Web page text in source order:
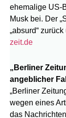
ehemalige US-
Musk bei. Der
„absurd“
zeit.de
„Berliner
angeblicher
„Berliner
wegen eines
das